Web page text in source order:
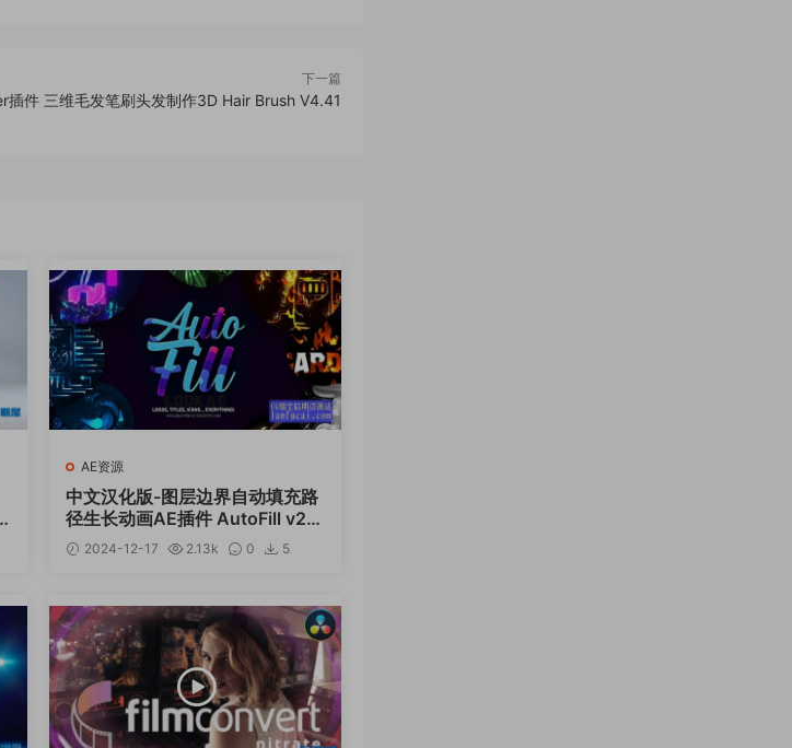
下一篇
插件 三维毛发笔刷头发制作3D Hair Brush V4.41
AE资源
中文汉化版-图层边界自动填充路
径生长动画AE插件 AutoFill v2.
0.2 Win
2024-12-17 2.13k 0
5